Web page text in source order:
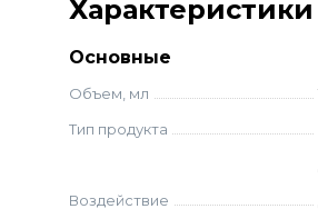
Glyceryl Cocoate,
Характеристики
Основные
Объем, мл
Тип продукта
Воздействие